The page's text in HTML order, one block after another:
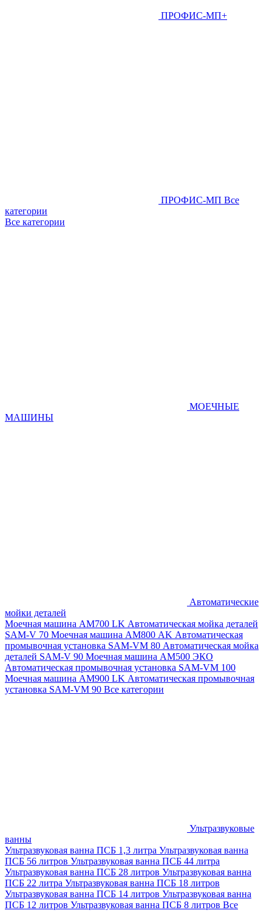
ПРОФИС-МП+
ПРОФИС-МП Все
категории
Все категории
МОЕЧНЫЕ
МАШИНЫ
Автоматические
мойки деталей
Моечная машина AM700 LK Автоматическая мойка деталей
SAM-V 70 Моечная машина АМ800 AK Автоматическая
промывочная установка SAM-VM 80 Автоматическая мойка
деталей SAM-V 90 Моечная машина АМ500 ЭКО
Автоматическая промывочная установка SAM-VM 100
Моечная машина AM900 LK Автоматическая промывочная
установка SAM-VM 90 Все категории
Ультразвуковые
ванны
Ультразвуковая ванна ПСБ 1,3 литра Ультразвуковая ванна
ПСБ 56 литров Ультразвуковая ванна ПСБ 44 литра
Ультразвуковая ванна ПСБ 28 литров Ультразвуковая ванна
ПСБ 22 литра Ультразвуковая ванна ПСБ 18 литров
Ультразвуковая ванна ПСБ 14 литров Ультразвуковая ванна
ПСБ 12 литров Ультразвуковая ванна ПСБ 8 литров Все